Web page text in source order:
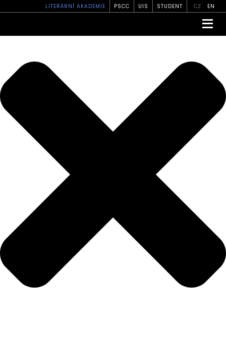
Spravovat své soukromí
LITERÁRNÍ AKADEMIE PSCC UIS STUDENT CZ EN